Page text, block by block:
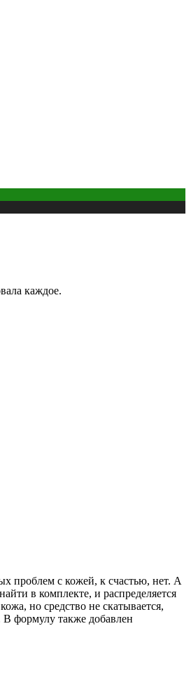
каждое.
проблем с кожей, к счастью, нет. А
в комплекте, и распределяется
но средство не скатывается,
В формулу также добавлен